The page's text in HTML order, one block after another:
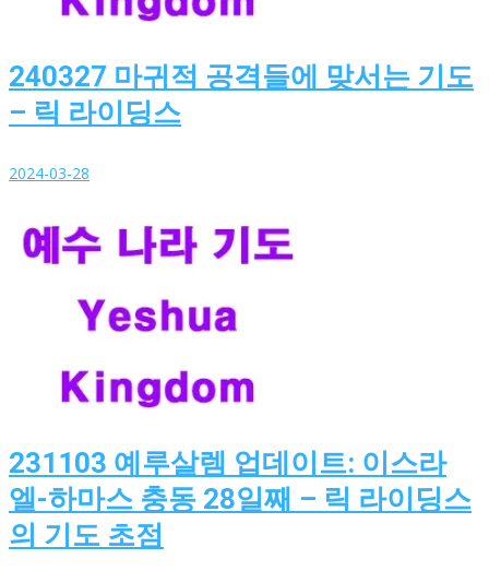
240327 마귀적 공격들에 맞서는 기도
– 릭 라이딩스
2024-03-28
231103 예루살렘 업데이트: 이스라
엘-하마스 충동 28일째 – 릭 라이딩스
의 기도 초점